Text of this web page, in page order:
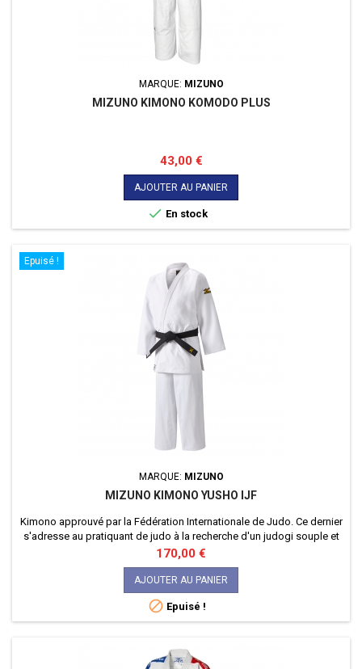
MARQUE: MIZUNO
MIZUNO KIMONO KOMODO PLUS
Prix
43,00 €
AJOUTER AU PANIER
 En stock
Epuisé !
MARQUE: MIZUNO
MIZUNO KIMONO YUSHO IJF
Kimono approuvé par la Fédération Internationale de Judo. Ce dernier
s'adresse au pratiquant de judo à la recherche d'un judogi souple et
de qualité supérieure homologué pour les compétitions
internationales.
Prix
170,00 €
AJOUTER AU PANIER
 Epuisé !